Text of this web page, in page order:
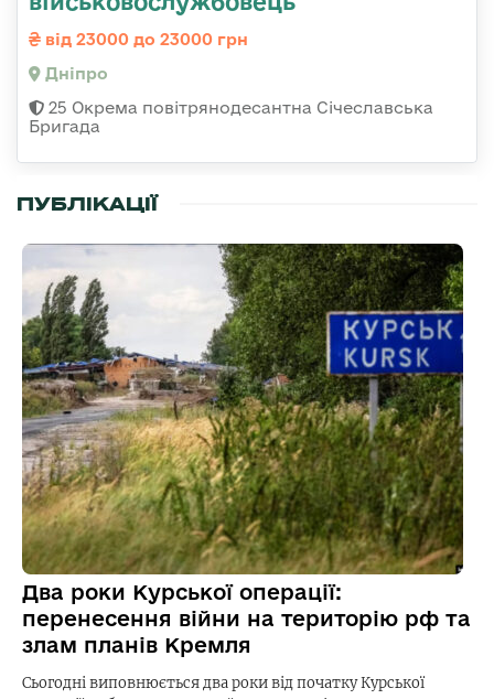
від 23000 до 23000 грн
Дніпро
25 Окрема повітрянодесантна Січеславська
Бригада
ПУБЛІКАЦІЇ
Два роки Курської операції:
перенесення війни на територію рф та
злам планів Кремля
Сьогодні виповнюється два роки від початку Курської